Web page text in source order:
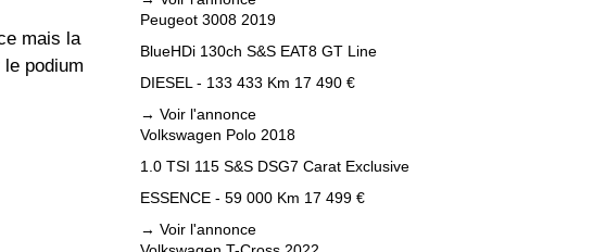
mais la
podium
Peugeot 3008 2019
BlueHDi 130ch S&S EAT8 GT Line
DIESEL - 133 433 Km 17 490 €
→ Voir l'annonce
Volkswagen Polo 2018
1.0 TSI 115 S&S DSG7 Carat Exclusive
ESSENCE - 59 000 Km 17 499 €
→ Voir l'annonce